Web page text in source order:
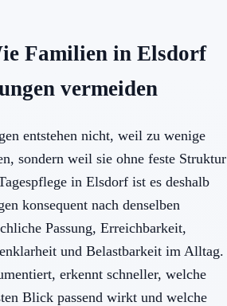
Familien in Elsdorf
vermeiden
entstehen nicht, weil zu wenige
sondern weil sie ohne feste Struktur
in Elsdorf ist es deshalb
konsequent nach denselben
Passung, Erreichbarkeit,
und Belastbarkeit im Alltag.
erkennt schneller, welche
Blick passend wirkt und welche